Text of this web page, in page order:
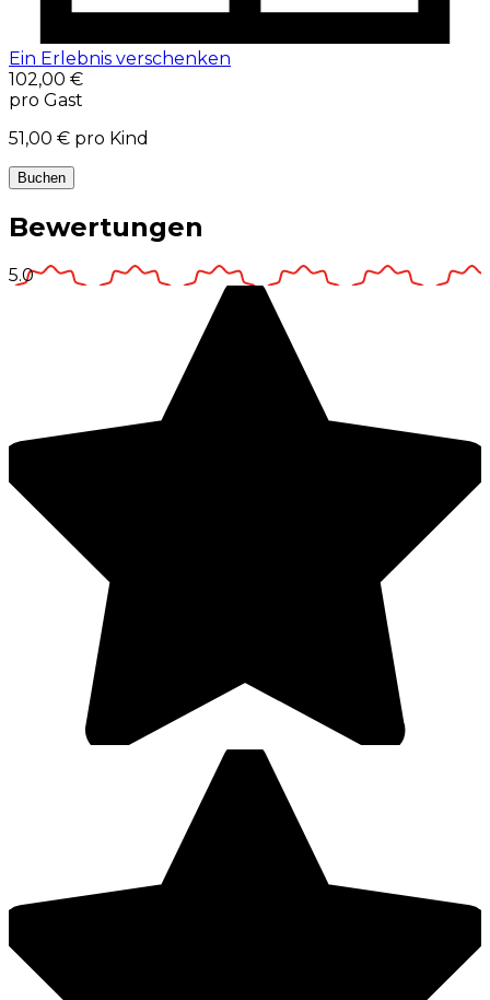
Ein Erlebnis verschenken
102,00 €
pro Gast
51,00 € pro Kind
Buchen
Bewertungen
5.0